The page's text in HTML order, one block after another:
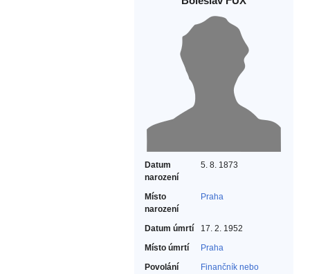
Datum
narození
5. 8. 1873
Místo
narození
Praha
Datum úmrtí
17. 2. 1952
Místo úmrtí
Praha
Povolání
Finančník nebo